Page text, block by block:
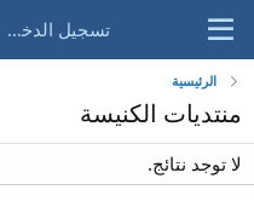
تسجيل الدخول
الرئيسية
منتديات الكنيسة
لا توجد نتائج.